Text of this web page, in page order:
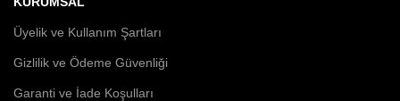
Üyelik ve Kullanım Şartları
Gizlilik ve Ödeme Güvenliği
Garanti ve İade Koşulları